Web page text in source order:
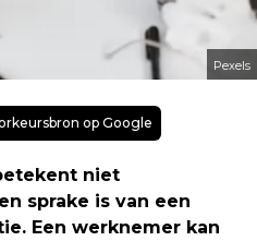
Pexels
op Google
niet
sprake is van een
Een werknemer kan